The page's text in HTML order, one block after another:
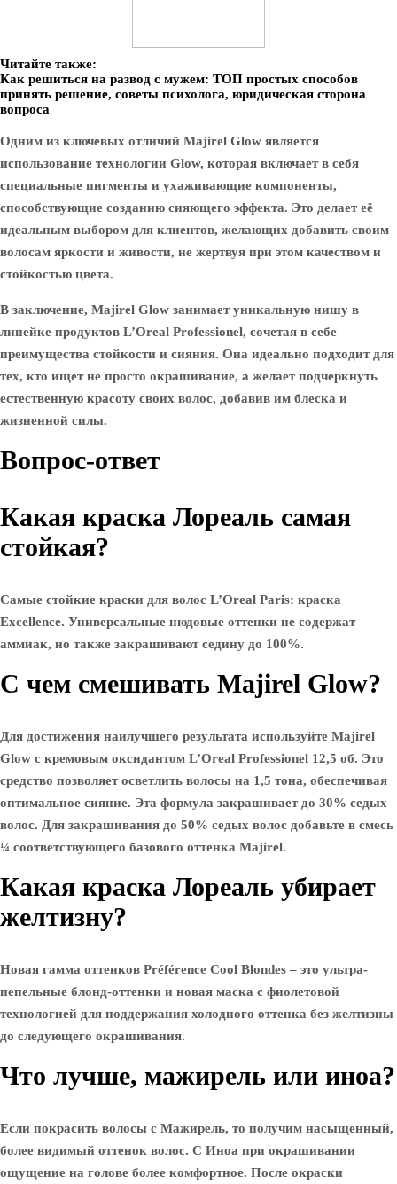
Читайте также:
Как решиться на развод с мужем: ТОП простых способов
принять решение, советы психолога, юридическая сторона
вопроса
Одним из ключевых отличий Majirel Glow является
использование технологии Glow, которая включает в себя
специальные пигменты и ухаживающие компоненты,
способствующие созданию сияющего эффекта. Это делает её
идеальным выбором для клиентов, желающих добавить своим
волосам яркости и живости, не жертвуя при этом качеством и
стойкостью цвета.
В заключение, Majirel Glow занимает уникальную нишу в
линейке продуктов L’Oreal Professionel, сочетая в себе
преимущества стойкости и сияния. Она идеально подходит для
тех, кто ищет не просто окрашивание, а желает подчеркнуть
естественную красоту своих волос, добавив им блеска и
жизненной силы.
Вопрос-ответ
Какая краска Лореаль самая
стойкая?
Самые стойкие краски для волос L’Oreal Paris: краска
Excellence. Универсальные нюдовые оттенки не содержат
аммиак, но также закрашивают седину до 100%.
С чем смешивать Majirel Glow?
Для достижения наилучшего результата используйте Majirel
Glow с кремовым оксидантом L’Oreal Professionel 12,5 об. Это
средство позволяет осветлить волосы на 1,5 тона, обеспечивая
оптимальное сияние. Эта формула закрашивает до 30% седых
волос. Для закрашивания до 50% седых волос добавьте в смесь
¼ соответствующего базового оттенка Majirel.
Какая краска Лореаль убирает
желтизну?
Новая гамма оттенков Préférence Cool Blondes – это ультра-
пепельные блонд-оттенки и новая маска с фиолетовой
технологией для поддержания холодного оттенка без желтизны
до следующего окрашивания.
Что лучше, мажирель или иноа?
Если покрасить волосы с Мажирель, то получим насыщенный,
более видимый оттенок волос. С Иноа при окрашивании
ощущение на голове более комфортное. После окраски